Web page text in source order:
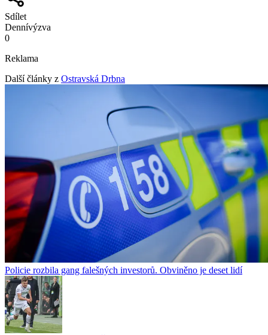
Sdílet
Dennívýzva
0
Reklama
Další články z Ostravská Drbna
Policie rozbila gang falešných investorů. Obviněno je deset lidí